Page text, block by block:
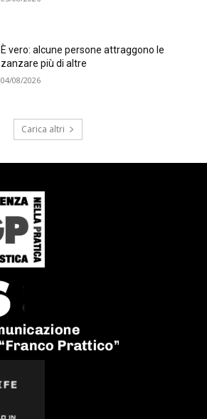
È vero: alcune persone attraggono le
zanzare più di altre
04/08/2026
Carica altri